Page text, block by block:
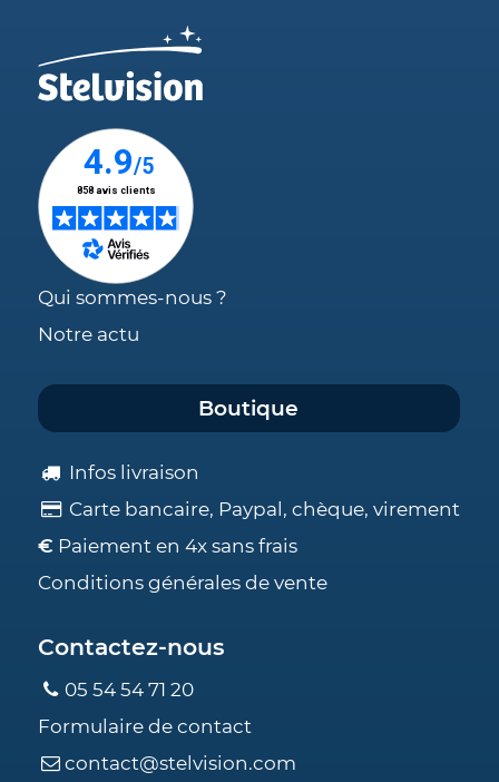
Qui sommes-nous ?
Notre actu
Boutique
Infos livraison
Carte bancaire, Paypal, chèque, virement
€ Paiement en 4x sans frais
Conditions générales de vente
Contactez-nous
05 54 54 71 20
Formulaire de contact
contact@stelvision.com